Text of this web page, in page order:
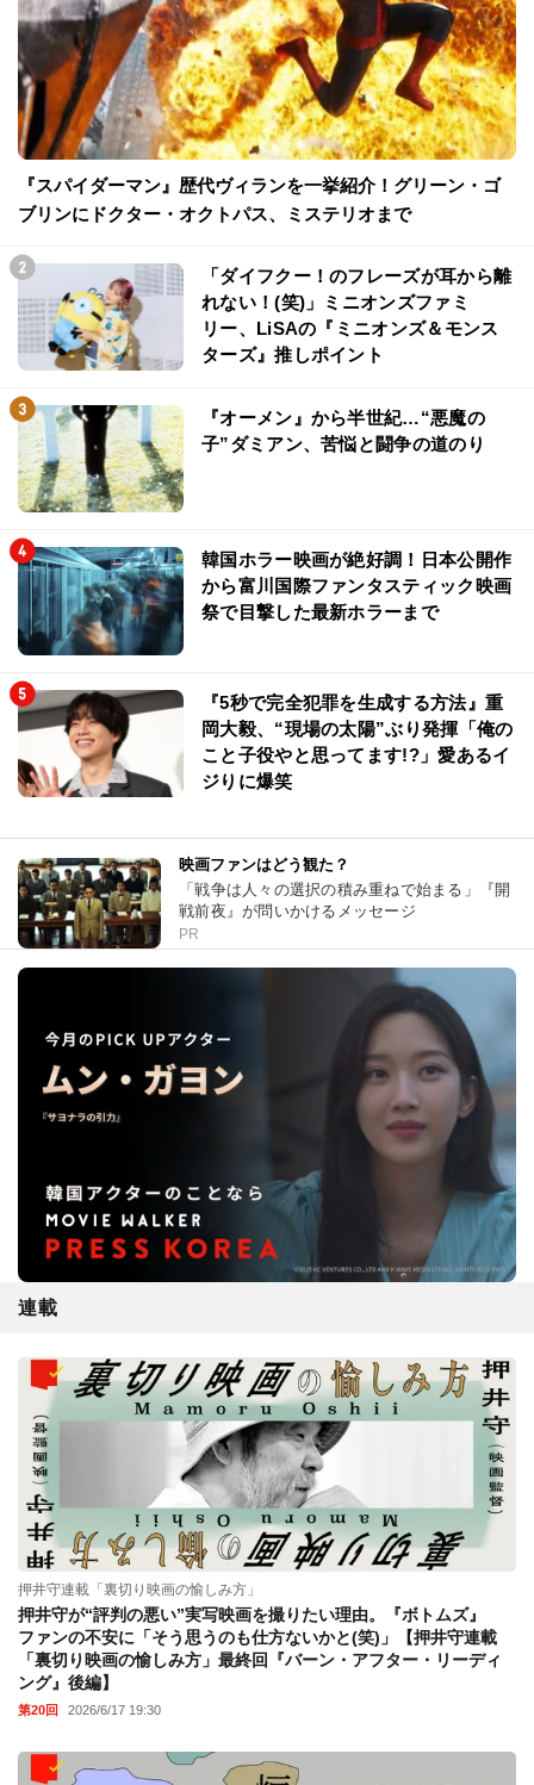
『スパイダーマン』歴代ヴィランを一挙紹介！グリーン・ゴ
ブリンにドクター・オクトパス、ミステリオまで
「ダイフクー！のフレーズが耳から離
れない！(笑)」ミニオンズファミ
リー、LiSAの『ミニオンズ＆モンス
ターズ』推しポイント
『オーメン』から半世紀…“悪魔の
子”ダミアン、苦悩と闘争の道のり
韓国ホラー映画が絶好調！日本公開作
から富川国際ファンタスティック映画
祭で目撃した最新ホラーまで
『5秒で完全犯罪を生成する方法』重
岡大毅、“現場の太陽”ぶり発揮「俺の
こと子役やと思ってます!?」愛あるイ
ジりに爆笑
映画ファンはどう観た？
「戦争は人々の選択の積み重ねで始まる」『開
戦前夜』が問いかけるメッセージ
PR
連載
押井守連載「裏切り映画の愉しみ方」
押井守が“評判の悪い”実写映画を撮りたい理由。『ボトムズ』
ファンの不安に「そう思うのも仕方ないかと(笑)」【押井守連載
「裏切り映画の愉しみ方」最終回『バーン・アフター・リーディ
ング』後編】
第20回 2026/6/17 19:30